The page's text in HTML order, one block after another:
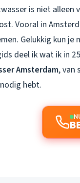
is niet alleen
Vooral in
Gelukkig kun
deel ik wat ik in
Amsterdam, van
hebt.